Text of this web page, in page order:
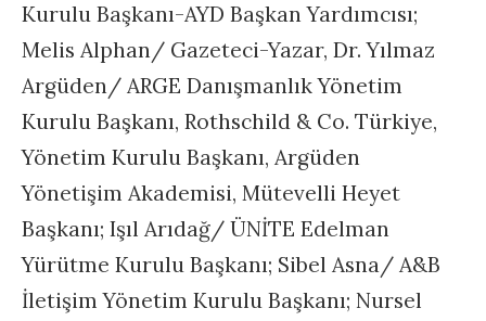
Kurulu Başkanı-AYD Başkan Yardımcısı;
Melis Alphan/ Gazeteci-Yazar, Dr. Yılmaz
Argüden/ ARGE Danışmanlık Yönetim
Kurulu Başkanı, Rothschild & Co. Türkiye,
Yönetim Kurulu Başkanı, Argüden
Yönetişim Akademisi, Mütevelli Heyet
Başkanı; Işıl Arıdağ/ ÜNİTE Edelman
Yürütme Kurulu Başkanı; Sibel Asna/ A&B
İletişim Yönetim Kurulu Başkanı; Nursel